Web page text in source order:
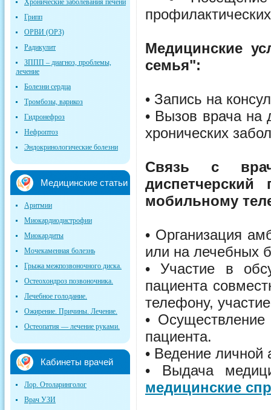
Медицинские
семья":
• Запись на
• Вызов врача на
хронических
Связь с
мобильному
• Организация
или на лечебных
• Участие в
пациента
телефону,
•
пациента.
• Ведение личной
• Выдача
медицинские
Хронические заболевания печени
Грипп
ОРВИ (ОРЗ)
Радикулит
ЗППП – диагноз, проблемы,
лечение
Болезни сердца
Тромбозы, варикоз
Гидронефроз
Нефроптоз
Эндокринологические болезни
Медицинские статьи
Аритмии
Миокардиодистрофии
Миокардиты
Мочекаменная болезнь
Грыжа межпозвоночного диска.
Остеохондроз позвоночника.
Лечебное голодание.
Ожирение. Причины. Лечение.
Остеопатия — лечение руками.
Кабинеты врачей
Лор. Отоларинголог
Врач УЗИ